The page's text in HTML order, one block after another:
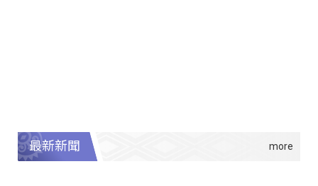
最新新聞